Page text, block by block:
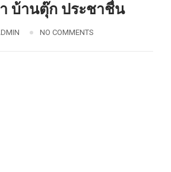
บ้านตุ๊ก ประชาชื่น
NO COMMENTS